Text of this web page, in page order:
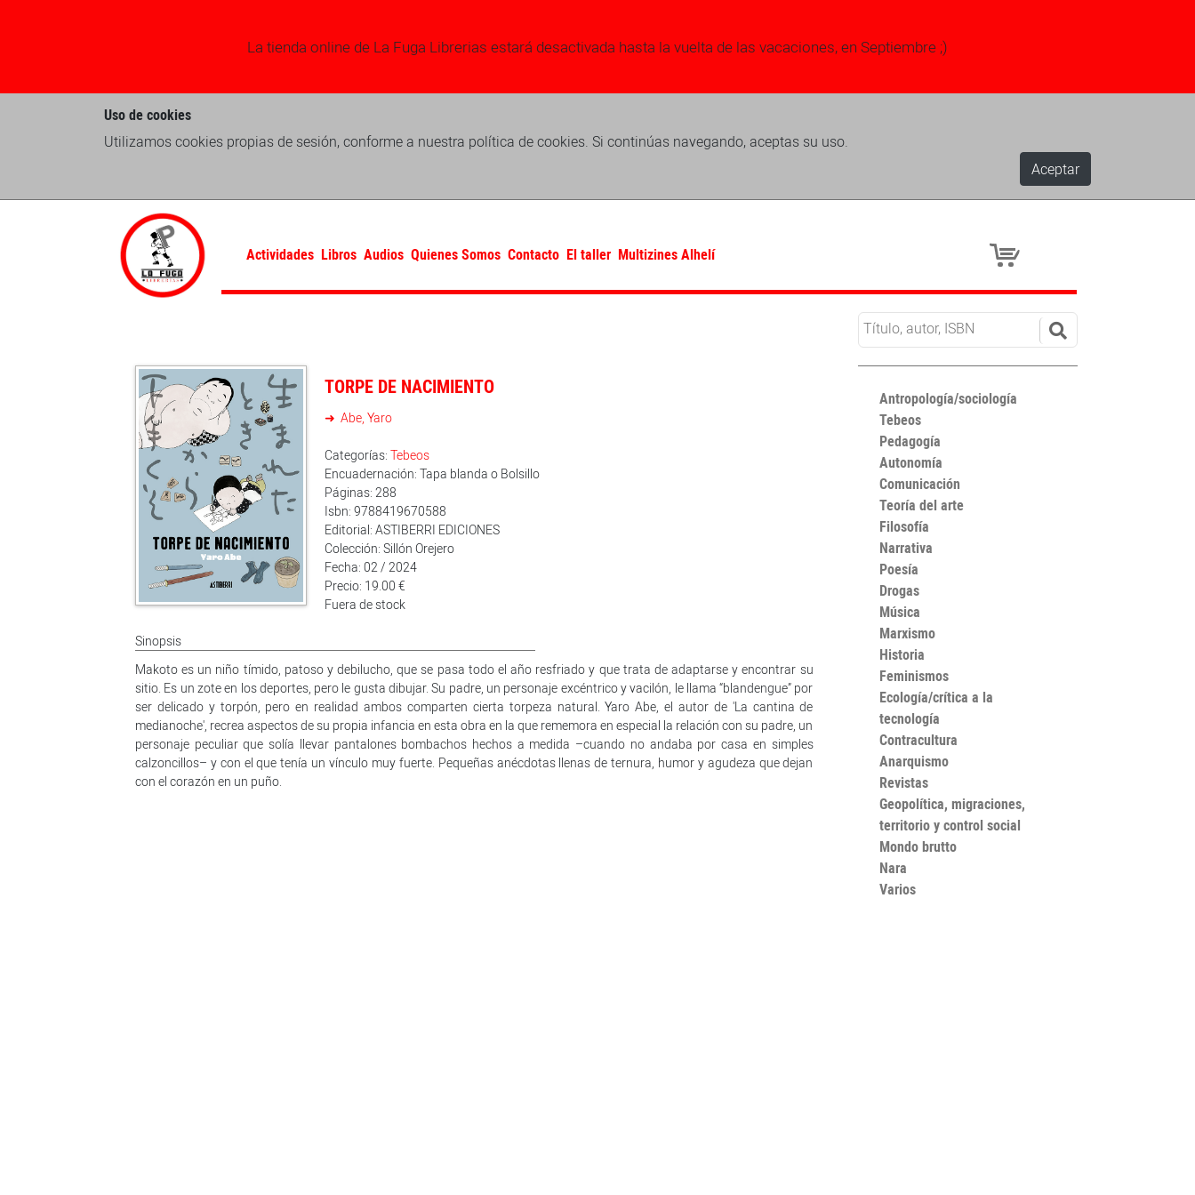
La tienda online de La Fuga Librerias estará desactivada hasta la vuelta de las vacaciones, en Septiembre ;)
Uso de cookies
Utilizamos cookies propias de sesión, conforme a nuestra política de cookies. Si continúas navegando, aceptas su uso.
Aceptar
Actividades Libros Audios Quienes Somos Contacto El taller Multizines Alhelí
TORPE DE NACIMIENTO
Abe, Yaro
Categorías: Tebeos
Encuadernación: Tapa blanda o Bolsillo
Páginas: 288
Isbn: 9788419670588
Editorial: ASTIBERRI EDICIONES
Colección: Sillón Orejero
Fecha: 02 / 2024
Precio: 19.00 €
Fuera de stock
Sinopsis
Makoto es un niño tímido, patoso y debilucho, que se pasa todo el año resfriado y que trata de adaptarse y encontrar su
sitio. Es un zote en los deportes, pero le gusta dibujar. Su padre, un personaje excéntrico y vacilón, le llama “blandengue” por
ser delicado y torpón, pero en realidad ambos comparten cierta torpeza natural. Yaro Abe, el autor de 'La cantina de
medianoche', recrea aspectos de su propia infancia en esta obra en la que rememora en especial la relación con su padre, un
personaje peculiar que solía llevar pantalones bombachos hechos a medida –cuando no andaba por casa en simples
calzoncillos– y con el que tenía un vínculo muy fuerte. Pequeñas anécdotas llenas de ternura, humor y agudeza que dejan
con el corazón en un puño.
Antropología/sociología
Tebeos
Pedagogía
Autonomía
Comunicación
Teoría del arte
Filosofía
Narrativa
Poesía
Drogas
Música
Marxismo
Historia
Feminismos
Ecología/crítica a la
tecnología
Contracultura
Anarquismo
Revistas
Geopolítica, migraciones,
territorio y control social
Mondo brutto
Nara
Varios